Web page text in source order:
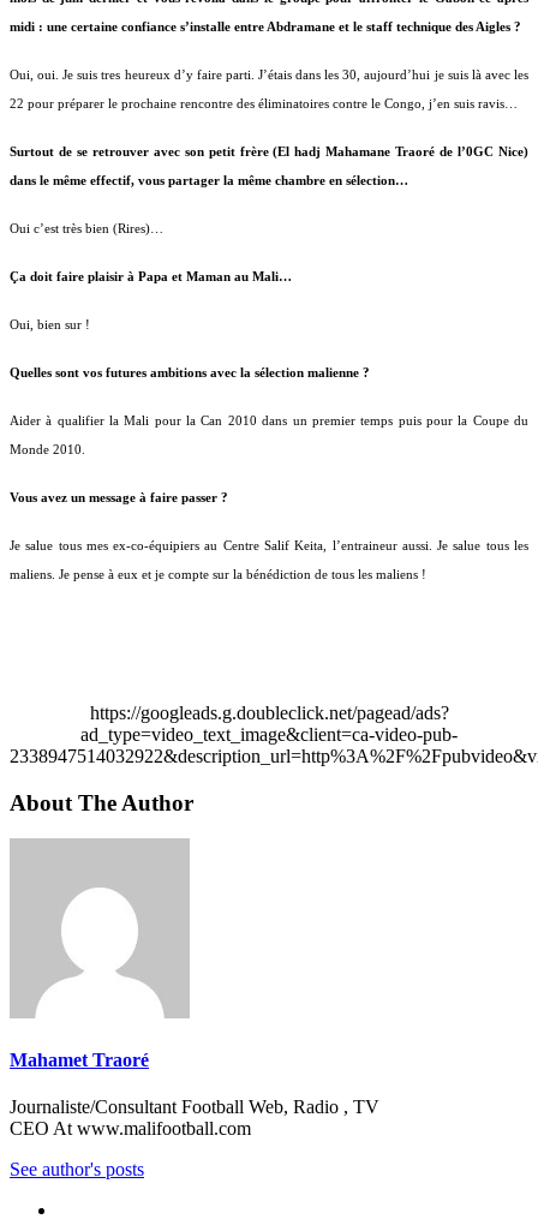
midi : une certaine confiance s’installe entre Abdramane et le staff technique des Aigles ?
Oui, oui. Je suis tres heureux d’y faire parti. J’étais dans les 30, aujourd’hui je suis là avec les
22 pour préparer le prochaine rencontre des éliminatoires contre le Congo, j’en suis ravis…
Surtout de se retrouver avec son petit frère (El hadj Mahamane Traoré de l’0GC Nice)
dans le même effectif, vous partager la même chambre en sélection…
Oui c’est très bien (Rires)…
Ça doit faire plaisir à Papa et Maman au Mali…
Oui, bien sur !
Quelles sont vos futures ambitions avec la sélection malienne ?
Aider à qualifier la Mali pour la Can 2010 dans un premier temps puis pour la Coupe du
Monde 2010.
Vous avez un message à faire passer ?
Je salue tous mes ex-co-équipiers au Centre Salif Keita, l’entraineur aussi. Je salue tous les
maliens. Je pense à eux et je compte sur la bénédiction de tous les maliens !
https://googleads.g.doubleclick.net/pagead/ads?
ad_type=video_text_image&client=ca-video-pub-
About The Author
Mahamet Traoré
Journaliste/Consultant Football Web, Radio , TV
CEO At www.malifootball.com
See author's posts